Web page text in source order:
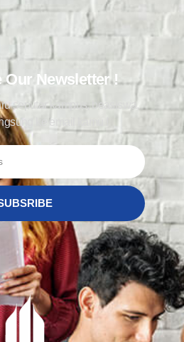
Our Newsletter !
seputar kampus, beasiswa,
ke email kamu !